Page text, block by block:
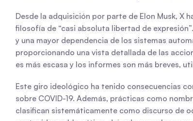
Desde la adquisición por parte de Elon Musk,
filosofía de “casi absoluta libertad de
y una mayor dependencia de los sistemas
proporcionando una vista detallada de las
es más escasa y los informes son más breves,
Este giro ideológico ha tenido consecuencias
sobre COVID-19. Además, prácticas como
clasifican sistemáticamente como discurso de